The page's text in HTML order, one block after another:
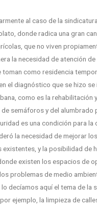
al caso de la
donde radica una gran
que no viven
la necesidad de atención
toman como residencia
el diagnóstico que se hizo se
como es la rehabilitación
semáforos y del alumbrado
es una condición para la
la necesidad de mejorar
existentes, y la posibilidad de
existen los espacios de
problemas de medio
lo decíamos aquí el tema de la
ejemplo, la limpieza de